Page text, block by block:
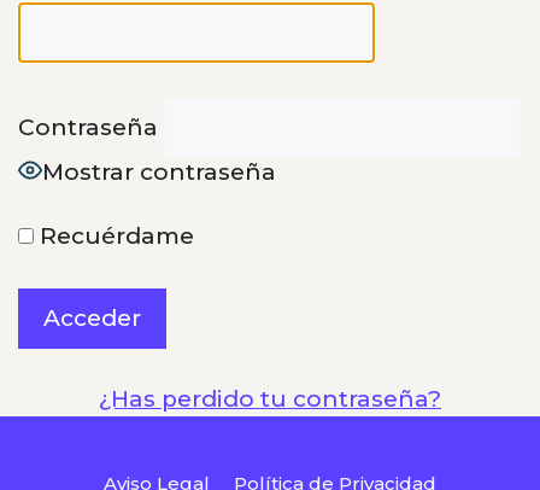
Contraseña
Mostrar contraseña
Recuérdame
¿Has perdido tu contraseña?
Aviso Legal
Política de Privacidad